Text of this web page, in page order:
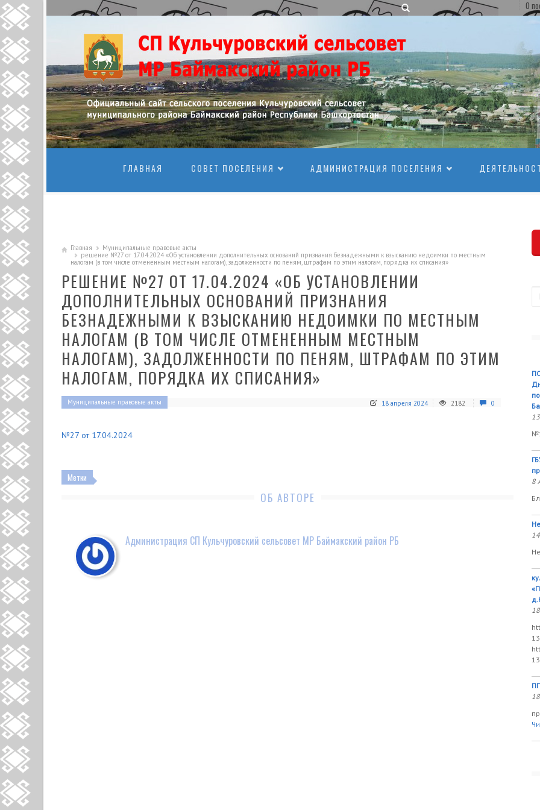
О
ГЛАВНАЯ
СОВЕТ ПОСЕЛЕНИЯ АДМИНИСТРАЦИЯ ПОСЕЛЕНИЯ
Главная
Муниципальные правовые акты
решение №27 от 17.04.2024 «Об установлении дополнительных оснований признания безнадежными к взысканию недоимки по местным
налогам (в том числе отмененным местным налогам), задолженности по пеням, штрафам по этим налогам, порядка их списания»
РЕШЕНИЕ №27 ОТ 17.04.2024 «ОБ УСТАНОВЛЕНИИ
ДОПОЛНИТЕЛЬНЫХ ОСНОВАНИЙ ПРИЗНАНИЯ
БЕЗНАДЕЖНЫМИ К ВЗЫСКАНИЮ НЕДОИМКИ ПО МЕСТНЫМ
НАЛОГАМ (В ТОМ ЧИСЛЕ ОТМЕНЕННЫМ МЕСТНЫМ
НАЛОГАМ), ЗАДОЛЖЕННОСТИ ПО ПЕНЯМ, ШТРАФАМ ПО ЭТИМ
НАЛОГАМ, ПОРЯДКА ИХ СПИСАНИЯ»
Муниципальные правовые акты 18 апреля 2024 2182 0
№27 от 17.04.2024
Метки
ОБ АВТОРЕ
Администрация СП Кульчуровский сельсовет МР Баймакский район РБ
8